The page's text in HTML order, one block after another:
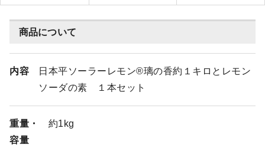
商品について
内容
日本平ソーラーレモン®璃の香約１キロとレモン
ソーダの素 １本セット
重量・
容量
約1kg